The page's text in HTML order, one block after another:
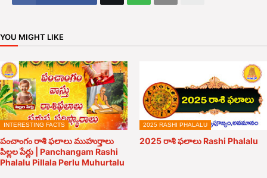
YOU MIGHT LIKE
INTERESTING FACTS
పంచాంగం రాశి ఫలాలు ముహుర్తాలు
పిల్లల పేర్లు | Panchangam Rashi
Phalalu Pillala Perlu Muhurtalu
2025 RASHI PHALALU
2025 రాశి ఫలాలు Rashi Phalalu